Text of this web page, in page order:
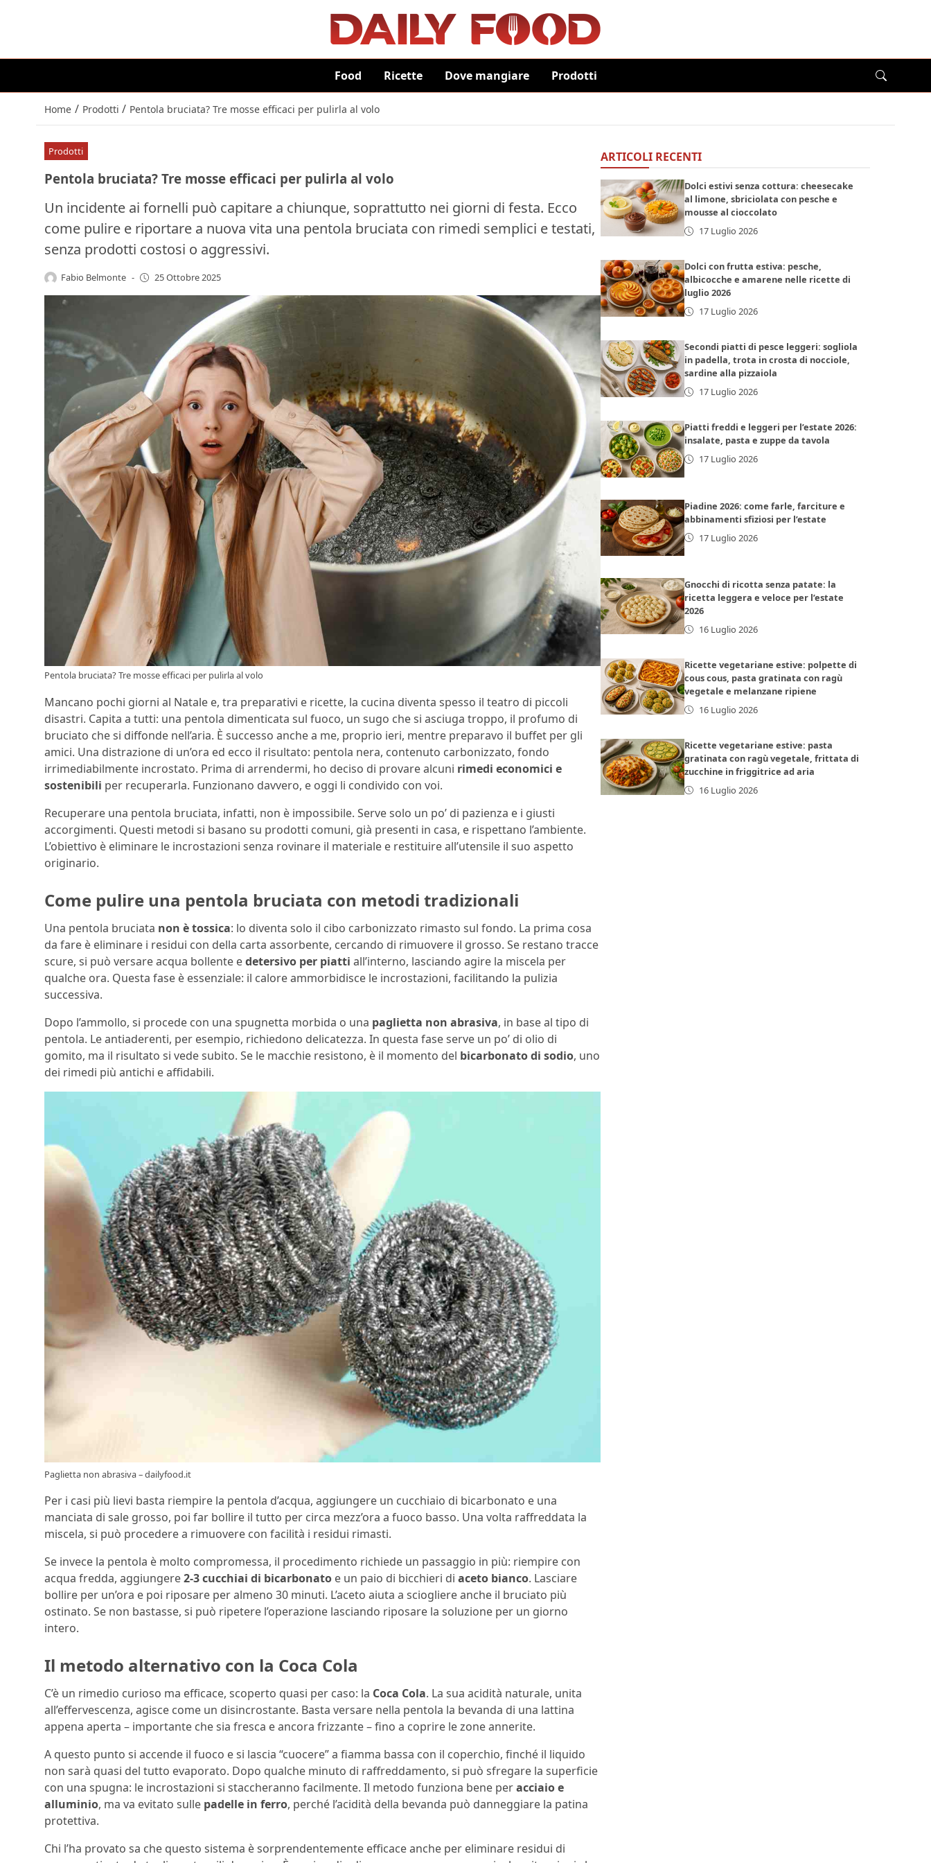
Food Ricette Dove mangiare Prodotti
Home / Prodotti / Pentola bruciata? Tre mosse efficaci per pulirla al volo
Prodotti
Pentola bruciata? Tre mosse efficaci per pulirla al volo
Un incidente ai fornelli può capitare a chiunque, soprattutto nei giorni di festa. Ecco
come pulire e riportare a nuova vita una pentola bruciata con rimedi semplici e testati,
senza prodotti costosi o aggressivi.
Fabio Belmonte - 25 Ottobre 2025
Pentola bruciata? Tre mosse efficaci per pulirla al volo
Mancano pochi giorni al Natale e, tra preparativi e ricette, la cucina diventa spesso il teatro di piccoli
disastri. Capita a tutti: una pentola dimenticata sul fuoco, un sugo che si asciuga troppo, il profumo di
bruciato che si diffonde nell’aria. È successo anche a me, proprio ieri, mentre preparavo il buffet per gli
amici. Una distrazione di un’ora ed ecco il risultato: pentola nera, contenuto carbonizzato, fondo
irrimediabilmente incrostato. Prima di arrendermi, ho deciso di provare alcuni rimedi economici e
sostenibili per recuperarla. Funzionano davvero, e oggi li condivido con voi.
Recuperare una pentola bruciata, infatti, non è impossibile. Serve solo un po’ di pazienza e i giusti
accorgimenti. Questi metodi si basano su prodotti comuni, già presenti in casa, e rispettano l’ambiente.
L’obiettivo è eliminare le incrostazioni senza rovinare il materiale e restituire all’utensile il suo aspetto
originario.
Come pulire una pentola bruciata con metodi tradizionali
Una pentola bruciata non è tossica: lo diventa solo il cibo carbonizzato rimasto sul fondo. La prima cosa
da fare è eliminare i residui con della carta assorbente, cercando di rimuovere il grosso. Se restano tracce
scure, si può versare acqua bollente edetersivo per piatti all’interno, lasciando agire la miscela per
qualche ora. Questa fase è essenziale: il calore ammorbidisce le incrostazioni, facilitando la pulizia
successiva.
Dopo l’ammollo, si procede con una spugnetta morbida o una paglietta non abrasiva, in base al tipo di
pentola. Le antiaderenti, per esempio, richiedono delicatezza. In questa fase serve un po’ di olio di
gomito, ma il risultato si vede subito. Se le macchie resistono, è il momento del bicarbonato di sodio, uno
dei rimedi più antichi e affidabili.
Paglietta non abrasiva – dailyfood.it
Per i casi più lievi basta riempire la pentola d’acqua, aggiungere un cucchiaio di bicarbonato e una
manciata di sale grosso, poi far bollire il tutto per circa mezz’ora a fuoco basso. Una volta raffreddata la
miscela, si può procedere a rimuovere con facilità i residui rimasti.
Se invece la pentola è molto compromessa, il procedimento richiede un passaggio in più: riempire con
acqua fredda, aggiungere2-3 cucchiai di bicarbonato e un paio di bicchieri di aceto bianco. Lasciare
bollire per un’ora e poi riposare per almeno 30 minuti. L’aceto aiuta a sciogliere anche il bruciato più
ostinato. Se non bastasse, si può ripetere l’operazione lasciando riposare la soluzione per un giorno
intero.
Il metodo alternativo con la Coca Cola
C’è un rimedio curioso ma efficace, scoperto quasi per caso: la Coca Cola. La sua acidità naturale, unita
all’effervescenza, agisce come un disincrostante. Basta versare nella pentola la bevanda di una lattina
appena aperta – importante che sia fresca e ancora frizzante – fino a coprire le zone annerite.
A questo punto si accende il fuoco e si lascia “cuocere” a fiamma bassa con il coperchio, finché il liquido
non sarà quasi del tutto evaporato. Dopo qualche minuto di raffreddamento, si può sfregare la superficie
con una spugna: le incrostazioni si staccheranno facilmente. Il metodo funziona bene peracciaio e
alluminio, ma va evitato sulle padelle in ferro, perché l’acidità della bevanda può danneggiare la patina
protettiva.
Chi l’ha provato sa che questo sistema è sorprendentemente efficace anche per eliminare residui di
ARTICOLI RECENTI
Dolci estivi senza cottura: cheesecake
al limone, sbriciolata con pesche e
mousse al cioccolato
17 Luglio 2026
Dolci con frutta estiva: pesche,
albicocche e amarene nelle ricette di
luglio 2026
17 Luglio 2026
Secondi piatti di pesce leggeri: sogliola
in padella, trota in crosta di nocciole,
sardine alla pizzaiola
17 Luglio 2026
Piatti freddi e leggeri per l’estate 2026:
insalate, pasta e zuppe da tavola
17 Luglio 2026
Piadine 2026: come farle, farciture e
abbinamenti sfiziosi per l’estate
17 Luglio 2026
Gnocchi di ricotta senza patate: la
ricetta leggera e veloce per l’estate
2026
16 Luglio 2026
Ricette vegetariane estive: polpette di
cous cous, pasta gratinata con ragù
vegetale e melanzane ripiene
16 Luglio 2026
Ricette vegetariane estive: pasta
gratinata con ragù vegetale, frittata di
zucchine in friggitrice ad aria
16 Luglio 2026